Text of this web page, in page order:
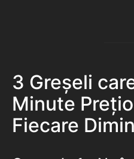
3 Greșeli
Minute
Fiecare